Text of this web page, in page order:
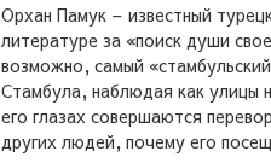
Орхан Памук – известный
литературе за «поиск души
возможно, самый
Стамбула, наблюдая как улицы
его глазах совершаются
других людей, почему его